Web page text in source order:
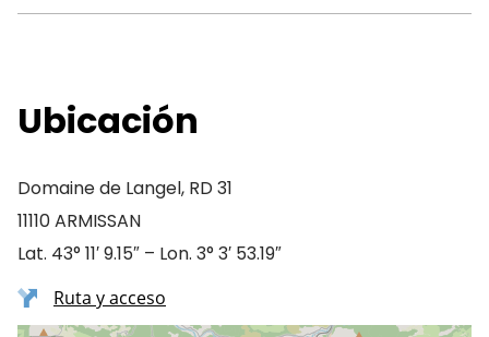
Ubicación
Domaine de Langel, RD 31
11110 ARMISSAN
Lat. 43° 11′ 9.15″ – Lon. 3° 3′ 53.19″
Ruta y acceso